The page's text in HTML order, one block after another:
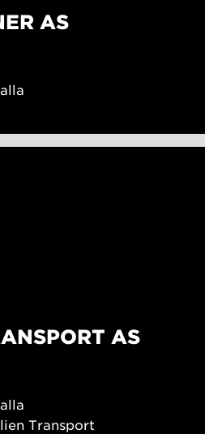
AS
AS
Transport